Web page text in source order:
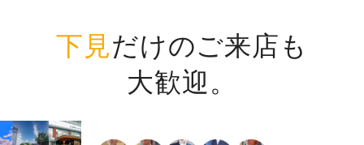
下見だけのご来店も
大歓迎。